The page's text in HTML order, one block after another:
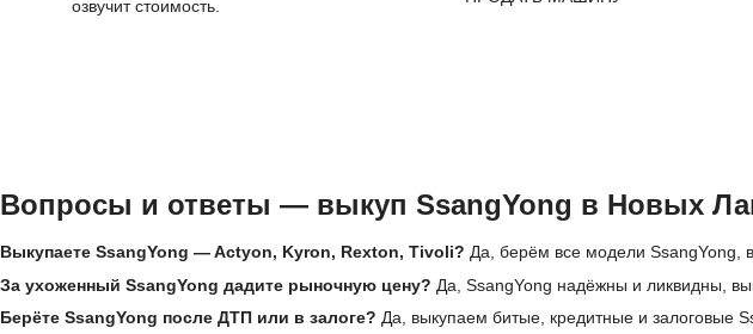
озвучит стоимость.
Вопросы и ответы — выкуп SsangYong в Новых
Выкупаете SsangYong — Actyon, Kyron, Rexton, Tivoli? Да, берём все модели SsangYong,
За ухоженный SsangYong дадите рыночную цену? Да, SsangYong надёжны и ликвидны,
Берёте SsangYong после ДТП или в залоге? Да, выкупаем битые, кредитные и залоговые